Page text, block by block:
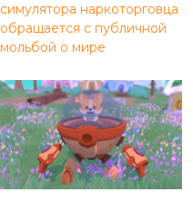
симулятора наркоторговца
обращается с публичной
мольбой о мире